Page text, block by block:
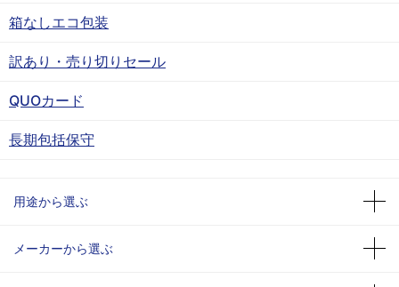
箱なしエコ包装
訳あり・売り切りセール
QUOカード
長期包括保守
用途から選ぶ
メーカーから選ぶ